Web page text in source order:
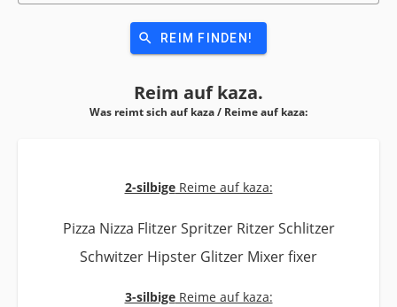
search REIM FINDEN!
Reim aufkaza.
Was reimt sich auf kaza / Reime auf kaza:
2-silbigeReime auf kaza:
Pizza Nizza Flitzer Spritzer Ritzer Schlitzer
Schwitzer Hipster Glitzer Mixer fixer
3-silbigeReime auf kaza: